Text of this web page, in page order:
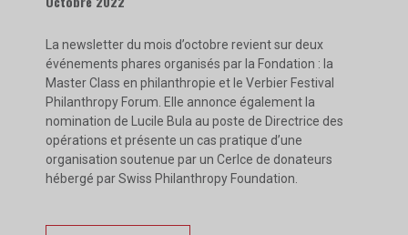
La newsletter du mois d’octobre revient sur deux
événements phares organisés par la Fondation : la
Master Class en philanthropie et le Verbier Festival
Philanthropy Forum. Elle annonce également la
nomination de Lucile Bula au poste de Directrice des
opérations et présente un cas pratique d’une
organisation soutenue par un Cerlce de donateurs
hébergé par Swiss Philanthropy Foundation.